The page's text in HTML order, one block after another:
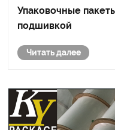
Упаковочные
подшивкой
Читать далее